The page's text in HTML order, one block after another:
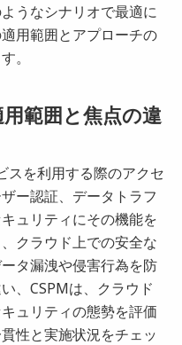
うなシナリオで最適に
用範囲とアプローチの
。
範囲と焦点の違
スを利用する際のアクセ
ー認証、データトラフ
ュリティにその機能を
クラウド上での安全な
タ漏洩や侵害行為を防
、CSPMは、クラウド
ュリティの態勢を評価
性と実施状況をチェッ